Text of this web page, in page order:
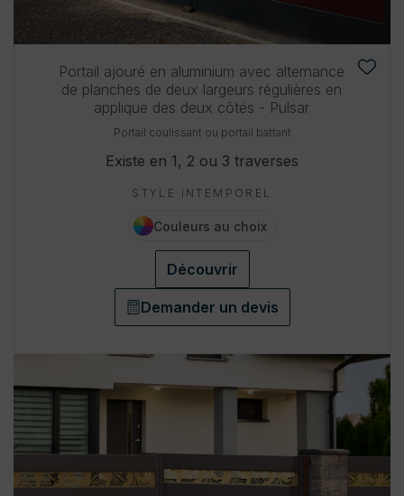
Portail ajouré en aluminium avec alternance
de planches de deux largeurs régulières en
applique des deux côtés - Pulsar
Portail coulissant ou portail battant
Existe en 1, 2 ou 3 traverses
STYLE INTEMPOREL
Couleurs au choix
Découvrir
Demander un devis